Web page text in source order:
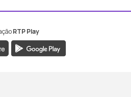
2 2
Antena 2
2
RTP Play